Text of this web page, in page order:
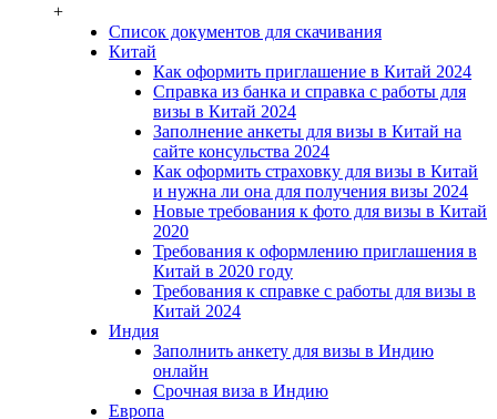
+
Список документов для скачивания
Китай
Как оформить приглашение в Китай 2024
Справка из банка и справка с работы для
визы в Китай 2024
Заполнение анкеты для визы в Китай на
сайте консульства 2024
Как оформить страховку для визы в Китай
и нужна ли она для получения визы 2024
Новые требования к фото для визы в Китай
2020
Требования к оформлению приглашения в
Китай в 2020 году
Требования к справке с работы для визы в
Китай 2024
Индия
Заполнить анкету для визы в Индию
онлайн
Срочная виза в Индию
Европа